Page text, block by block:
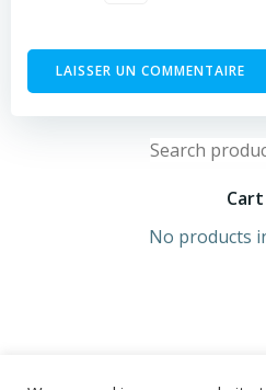
Search
Cart
No products